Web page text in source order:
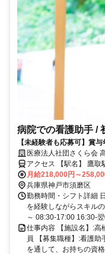
病院での看護助手 /
【未経験者も応募可】賞
医療法人社団さくら会
アクセス 【駅名】 鷹取
徒歩4分
月給218,000円～
兵庫県神戸市須磨区
勤務時間・シフト詳細
を経験しながらスキル
～ 08:30-17:00 16:30‐
仕事内容 【施設名】:高
員 【募集職種】:看護
を通して、お持ちの資